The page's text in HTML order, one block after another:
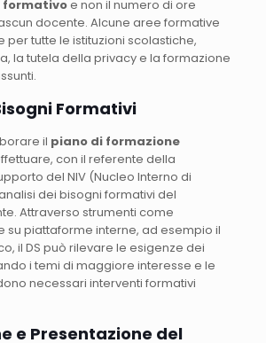
formativoe non il numero di ore
docente. Alcune aree formative
tutte le istituzioni scolastiche,
la tutela della privacy e la formazione
Formativi
il piano di formazione
con il referente della
del NIV (Nucleo Interno di
dei bisogni formativi del
Attraverso strumenti come
su piattaforme interne, ad esempio il
il DS può rilevare le esigenze dei
i temi di maggiore interesse e le
necessari interventi formativi
e Presentazione del